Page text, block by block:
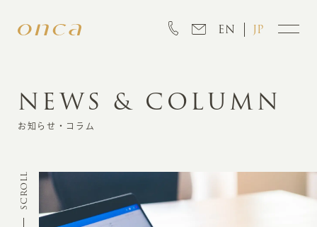
EN JP
INFORMATION
CREATION
NEWS & COLUMN
お知らせ・コラム
SCROLL